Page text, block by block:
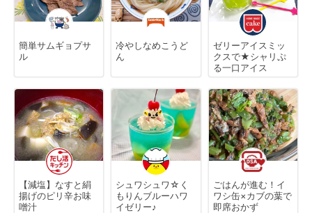
簡単サムギョプサ
ル
冷やしなめこうど
ん
ゼリーアイスミッ
クスで★シャリぷ
る一口アイス
【減塩】なすと絹
揚げのピリ辛お味
噌汁
シュワシュワ☆く
もりんブルーハワ
イゼリー♪
ごはんが進む！イ
ワシ缶×カブの葉で
即席おかず